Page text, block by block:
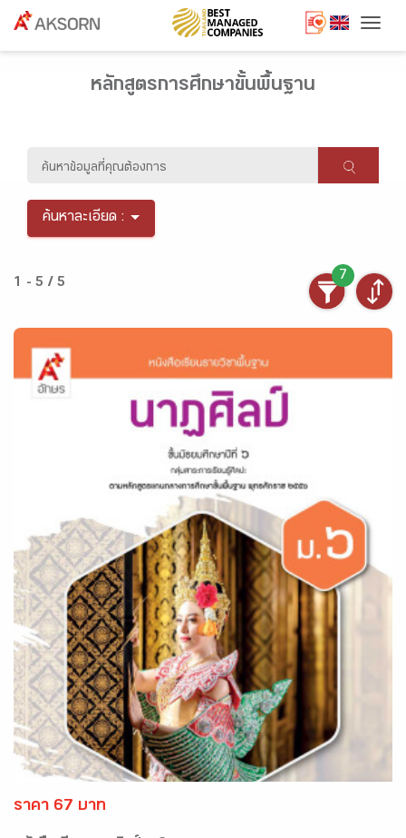
หลักสูตรการศึกษาขั้นพื้นฐาน
ค้นหาละเอียด :
1 - 5 / 5
7
ราคา 67 บาท